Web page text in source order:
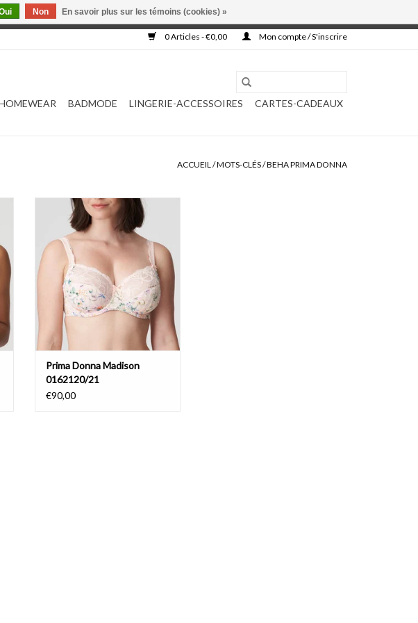
0 Articles - €0,00 Mon compte / S'inscrire
BADMODE LINGERIE-ACCESSOIRES CARTES-CADEAUX
ACCUEIL/MOTS-CLÉS/BEHA PRIMA DONNA
Prima Donna Madison 0162120/21
AJOUTER AU PANIER
Prima Donna Madison
0162120/21
€90,00
Non En savoir plus sur les témoins (cookies) »
ne sera ni traitée, ni complétée.